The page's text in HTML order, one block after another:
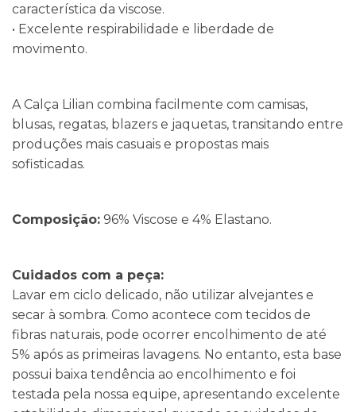
característica da viscose.
• Excelente respirabilidade e liberdade de
movimento.
A Calça Lilian combina facilmente com camisas,
blusas, regatas, blazers e jaquetas, transitando entre
produções mais casuais e propostas mais
sofisticadas.
Composição: 96% Viscose e 4% Elastano.
Cuidados com a peça:
Lavar em ciclo delicado, não utilizar alvejantes e
secar à sombra. Como acontece com tecidos de
fibras naturais, pode ocorrer encolhimento de até
5% após as primeiras lavagens. No entanto, esta base
possui baixa tendência ao encolhimento e foi
testada pela nossa equipe, apresentando excelente